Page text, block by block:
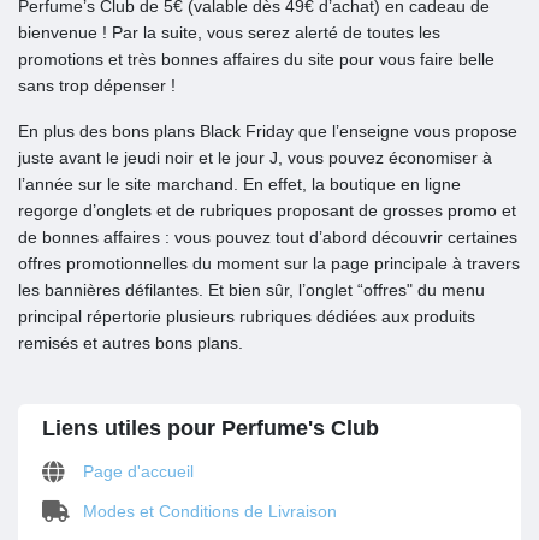
Perfume’s Club de 5€ (valable dès 49€ d’achat) en cadeau de
bienvenue ! Par la suite, vous serez alerté de toutes les
promotions et très bonnes affaires du site pour vous faire belle
sans trop dépenser !
En plus des bons plans Black Friday que l’enseigne vous propose
juste avant le jeudi noir et le jour J, vous pouvez économiser à
l’année sur le site marchand. En effet, la boutique en ligne
regorge d’onglets et de rubriques proposant de grosses promo et
de bonnes affaires : vous pouvez tout d’abord découvrir certaines
offres promotionnelles du moment sur la page principale à travers
les bannières défilantes. Et bien sûr, l’onglet “offres" du menu
principal répertorie plusieurs rubriques dédiées aux produits
remisés et autres bons plans.
Liens utiles pour Perfume's Club
Page d'accueil
Modes et Conditions de Livraison